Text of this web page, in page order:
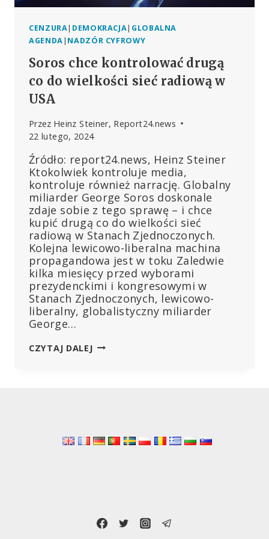
CENZURA| DEMOKRACJA| GLOBALNA
AGENDA| NADZÓR CYFROWY
Soros chce kontrolować drugą
co do wielkości sieć radiową w
USA
Przez Heinz Steiner, Report24.news
22 lutego, 2024
Źródło: report24.news, Heinz Steiner
Ktokolwiek kontroluje media,
kontroluje również narrację. Globalny
miliarder George Soros doskonale
zdaje sobie z tego sprawę – i chce
kupić drugą co do wielkości sieć
radiową w Stanach Zjednoczonych.
Kolejna lewicowo-liberalna machina
propagandowa jest w toku Zaledwie
kilka miesięcy przed wyborami
prezydenckimi i kongresowymi w
Stanach Zjednoczonych, lewicowo-
liberalny, globalistyczny miliarder
George…
CZYTAJ DALEJSOROS
SIEĆ
RADIOWĄ